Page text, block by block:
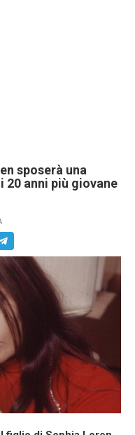
sposerà una
anni più giovane